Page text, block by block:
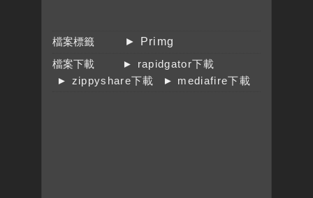
檔案標籤
► Primg
檔案下載